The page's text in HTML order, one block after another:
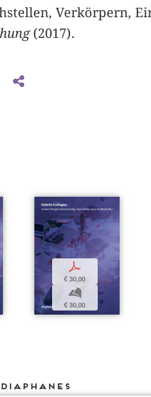
Verkörpern,
(2017).
p
€ 30,00
b
€ 30,00